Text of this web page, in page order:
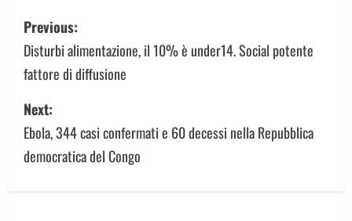
P
o
s
t
n
Previous:
Disturbi alimentazione, il 10% è under14. Social potente
fattore di diffusione
Next:
Ebola, 344 casi confermati e 60 decessi nella Repubblica
democratica del Congo